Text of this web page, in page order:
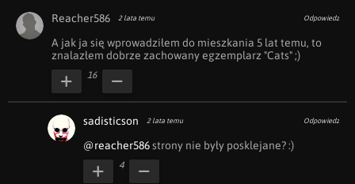
Reacher586 2 lata temu Odpowiedz
A jak ja się wprowadziłem do mieszkania 5 lat temu, to
znalazłem dobrze zachowany egzemplarz "Cats" ;)
16
sadisticson 2 lata temu Odpowiedz
@reacher586 strony nie były posklejane? :)
4